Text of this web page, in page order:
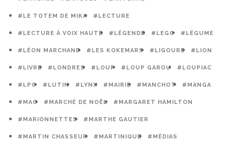
#LE TOTEM DE MIKA #LECTURE
#LECTURE À VOIX HAUTE #LÉGENDE #LEGO #LÉGUME
#LÉON MARCHAND #LES KOKEMARS #LIGOURE #LION
#LIVRE #LONDRES #LOUP #LOUP GAROU #LOUPIAC
#LPO #LUTIN #LYNX #MAIRIE #MANCHOT #MANGA
#MAO #MARCHÉ DE NOËL #MARGARET HAMILTON
#MARIONNETTES #MARTHE GAUTIER
#MARTIN CHASSEUR #MARTINIQUE #MÉDIAS